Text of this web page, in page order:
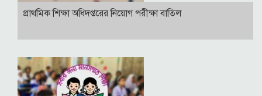
প্রাথমিক শিক্ষা অধিদপ্তরের নিয়োগ পরীক্ষা বাতিল